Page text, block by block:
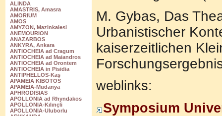
ALINDA
AMASTRIS, Amasra
AMORIUM
AMOS
AMYZON, Mazinkalesi
ANEMOURION
ANAZARBOS
ANKYRA, Ankara
ANTIOCHEIA ad Cragum
ANTIOCHEIA ad Maiandros
ANTIOCHEIA ad Orontem
ANTIOCHEIA in Pisidia
ANTIPHELLOS-Kaş
APAMEIA KIBOTOS
APAMEIA-Mudanya
APHRODISIAS
APOLLONIA ad Rhyndakos
APOLLONIA-Kılınçli
APOLLONIA-Uluborlu
M. Gybas, Das
Urbanistischer
kaiserzeitlichen
weblinks:
Symposium